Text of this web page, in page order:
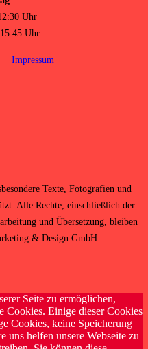
Uhr
Uhr
Impressum
Texte, Fotografien und
Alle Rechte, einschließlich der
und Übersetzung, bleiben
& Design GmbH
Seite zu ermöglichen,
Cookies. Einige dieser Cookies
Cookies, keine Speicherung
uns helfen unsere Webseite zu